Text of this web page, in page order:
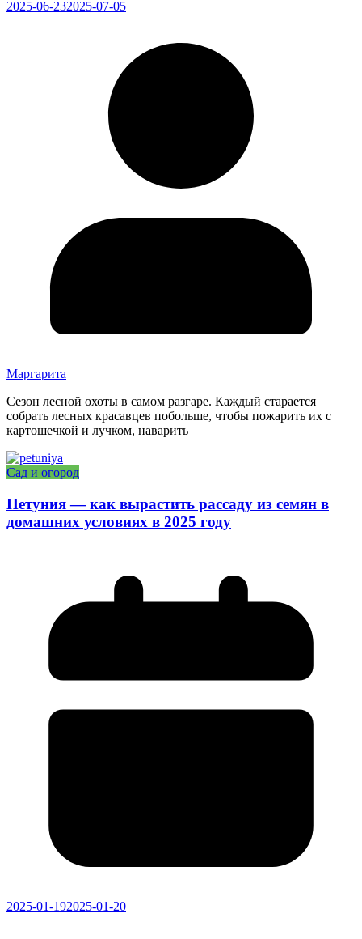
2025-06-232025-07-05
Маргарита
Сезон лесной охоты в самом разгаре. Каждый старается
собрать лесных красавцев побольше, чтобы пожарить их с
картошечкой и лучком, наварить
Сад и огород
Петуния — как вырастить рассаду из семян в
домашних условиях в 2025 году
2025-01-192025-01-20